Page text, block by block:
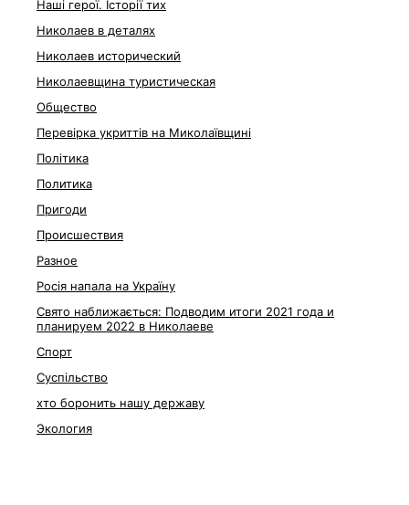
Наші герої. Історії тих
Николаев в деталях
Николаев исторический
Николаевщина туристическая
Общество
Перевірка укриттів на Миколаївщині
Політика
Политика
Пригоди
Происшествия
Разное
Росія напала на Україну
Свято наближається: Подводим итоги 2021 года и
планируем 2022 в Николаеве
Спорт
Суспільство
хто боронить нашу державу
Экология